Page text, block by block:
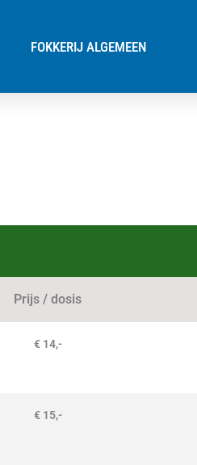
FOKKERIJ ALGEMEEN
Prijs / dosis
€ 14,-
€ 15,-